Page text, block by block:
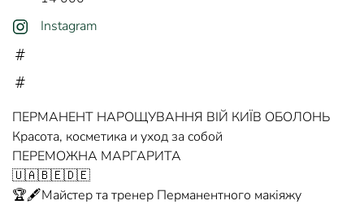
Instagram
ПЕРМАНЕНТ НАРОЩУВАННЯ ВІЙ КИЇВ ОБОЛОНЬ
Красота, косметика и уход за собой
ПЕРЕМОЖНА МАРГАРИТА
🇺🇦🇧🇪🇩🇪
🏆🖋️Майстер та тренер Перманентного макіяжу